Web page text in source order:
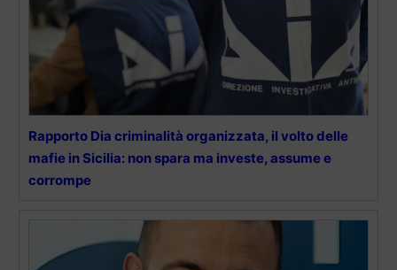
Rapporto Dia criminalità organizzata, il volto delle
mafie in Sicilia: non spara ma investe, assume e
corrompe